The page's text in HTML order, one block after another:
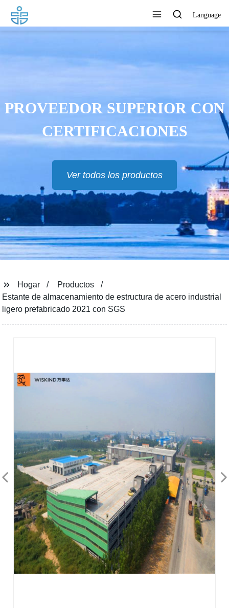
Language
A EUR, RU, TH,
Y MUCHOS OTROS
Ver todos los productos
Hogar
Productos
Estante de almacenamiento de estructura de acero industrial
ligero prefabricado 2021 con SGS